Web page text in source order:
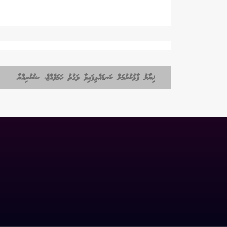
ޚިޔާލު ފާޅުކުރުމަށް ކަނޑައެޅިފައިވާ ވަގުތު ހަމަވެއްޖެ، ޝުކުރިއްޔާ